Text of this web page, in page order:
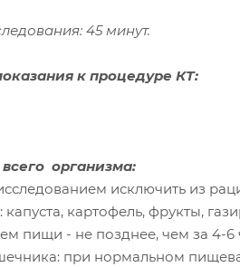
45 минут.
к процедуре КТ:
организма:
исключить из
капуста, картофель, фрукты,
пищи - не позднее, чем за 4-6
при нормальном